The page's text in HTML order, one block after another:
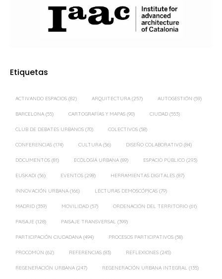
Etiquetas
ACTIVANDO ESPACIOS (82) ARQUITECTURA (257) AUTOGESTIÓN (59)
BARCELONA (55) CARTOGRAFÍAS Y MAPAS (90) CIUDAD (553)
CLUB DE DEBATES URBANOS (70) COLECTIVOS (58)
CONFERENCIAS (174) CULTURA (56) DISEÑO COLABORATIVO (84)
DOCUMENTOS (81) ECOLOGÍA URBANA (89) ESPACIO PÚBLICO (293)
EUSKADI (56) EVENTOS (298) HERRAMIENTAS DIGITALES (87)
INNOVACIÓN URBANA (166) LECTURAS DEMOSCÓPICAS (79)
MADRID (359) MOVILIDAD (57) ORDENACIÓN DEL TERRITORIO (61)
PAISAJE (128) PAISAJE TRANSVERSAL (399)
PARTICIPACIÓN CIUDADANA (494) PROCESOS PARTICIPATIVOS (58)
PROCOMÚN (62) REFERENCIAS (83) REFLEXIONES (245)
REGENERACIÓN URBANA (247) REGENERACIÓN URBANA INTEGRAL (135)